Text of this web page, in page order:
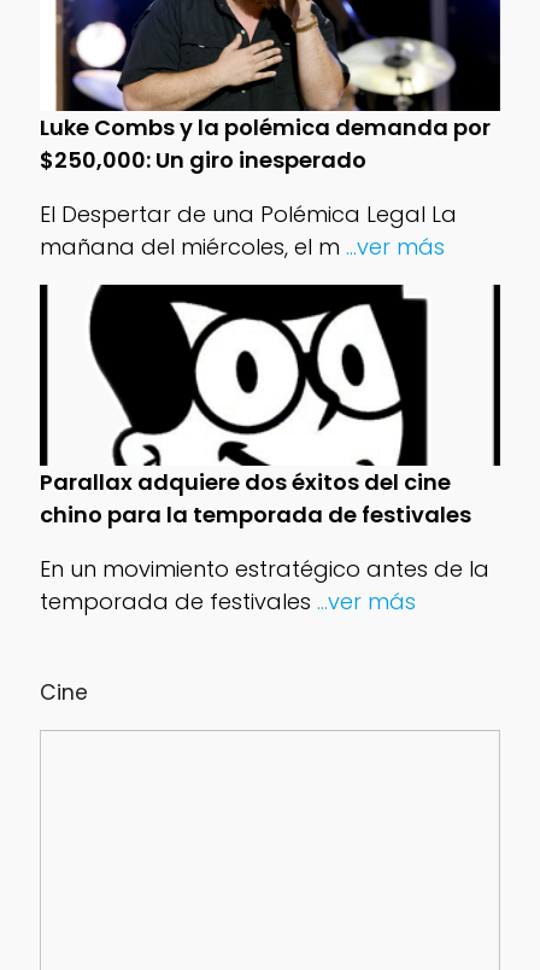
Cine
Luke Combs y la polémica demanda por
$250,000: Un giro inesperado
El Despertar de una Polémica Legal La
mañana del miércoles, el m ...ver más
Parallax adquiere dos éxitos del cine
chino para la temporada de festivales
En un movimiento estratégico antes de la
temporada de festivales ...ver más